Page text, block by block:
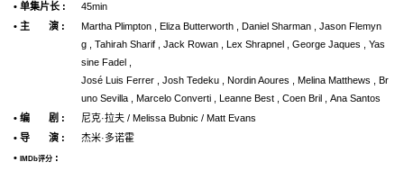
• 单集片长 :
45min
• 主 演 :
Martha Plimpton , Eliza Butterworth , Daniel Sharman , Jason Flemyn
g , Tahirah Sharif , Jack Rowan , Lex Shrapnel , George Jaques , Yas
sine Fadel ,
José Luis Ferrer , Josh Tedeku , Nordin Aoures , Melina Matthews , Br
uno Sevilla , Marcelo Converti , Leanne Best , Coen Bril , Ana Santos
• 编 剧 :
尼克·拉夫 / Melissa Bubnic / Matt Evans
• 导 演 :
杰米·多诺霍
•
IMDb评分 :